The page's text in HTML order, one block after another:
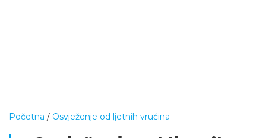
Početna / Osvježenje od ljetnih vrućina